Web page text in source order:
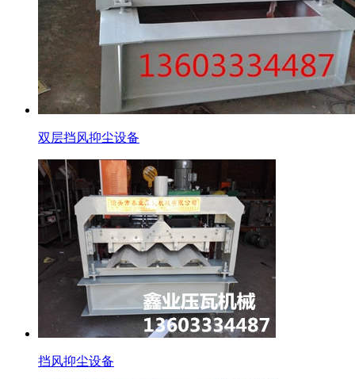
双层挡风抑尘设备
挡风抑尘设备